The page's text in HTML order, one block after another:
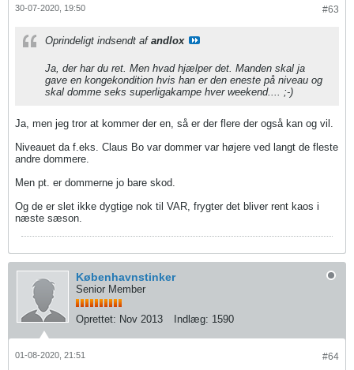
#63
30-07-2020, 19:50
Oprindeligt indsendt af andlox
Ja, der har du ret. Men hvad hjælper det. Manden skal ja
gave en kongekondition hvis han er den eneste på niveau og
skal domme seks superligakampe hver weekend.... ;-)
Ja, men jeg tror at kommer der en, så er der flere der også kan og vil.
Niveauet da f.eks. Claus Bo var dommer var højere ved langt de fleste
andre dommere.
Men pt. er dommerne jo bare skod.
Og de er slet ikke dygtige nok til VAR, frygter det bliver rent kaos i
næste sæson.
Københavnstinker
Senior Member
Oprettet: Nov 2013 Indlæg: 1590
#64
01-08-2020, 21:51